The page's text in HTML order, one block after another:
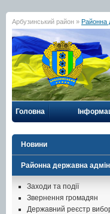
Арбузинський район » Районна
Головна
Новини
Районна державна
Заходи та події
Звернення громадян
Державний реєстр